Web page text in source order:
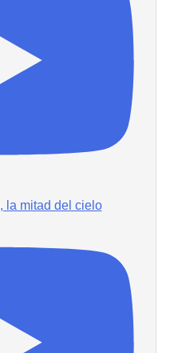
la mitad del cielo